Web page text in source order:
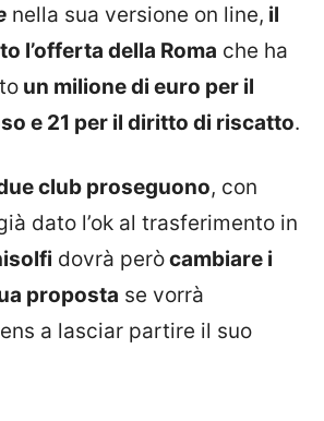
nella sua versione on line, il
l’offerta della Roma che ha
un milione di euro per il
e 21 per il diritto di riscatto.
club proseguono, con
dato l’ok al trasferimento in
dovrà peròcambiare i
proposta se vorrà
a lasciar partire il suo